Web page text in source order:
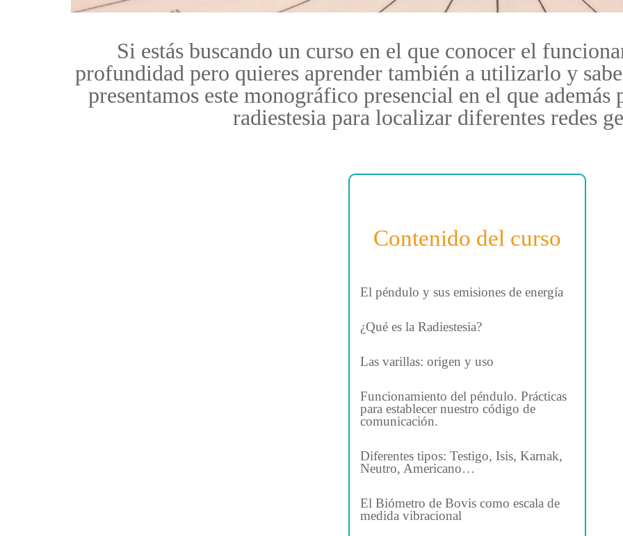
Si estás buscando un curso en el que conocer el
profundidad pero quieres aprender también a utilizarlo y
presentamos este monográfico presencial en el que
radiestesia para localizar diferentes redes
Contenido del curso
El péndulo y sus emisiones de energía
¿Qué es la Radiestesia?
Las varillas: origen y uso
Funcionamiento del péndulo. Prácticas
para establecer nuestro código de
comunicación.
Diferentes tipos: Testigo, Isis, Karnak,
Neutro, Americano…
El Biómetro de Bovis como escala de
medida vibracional